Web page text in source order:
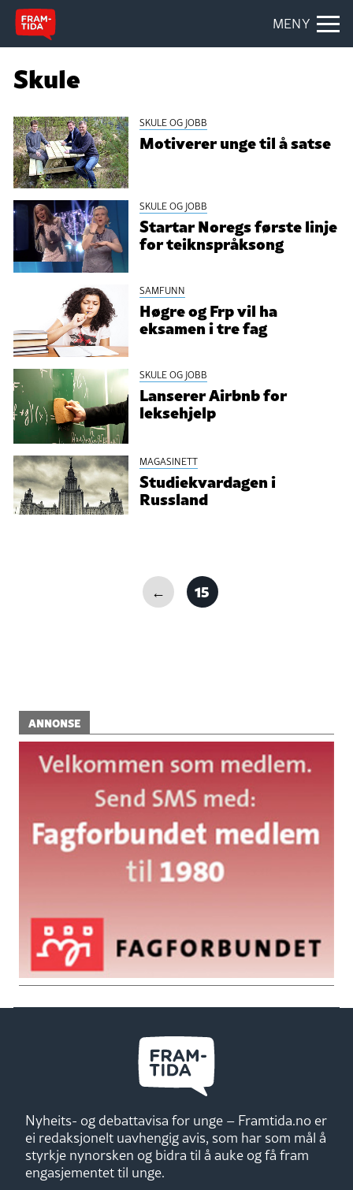
MENY
Skule
SKULE OG JOBB
Motiverer unge til å satse
SKULE OG JOBB
Startar Noregs første linje
for teiknspråksong
SAMFUNN
Høgre og Frp vil ha
eksamen i tre fag
SKULE OG JOBB
Lanserer Airbnb for
leksehjelp
MAGASINETT
Studiekvardagen i
Russland
← 15
ANNONSE
Nyheits- og debattavisa for unge – Framtida.no er
ei redaksjonelt uavhengig avis, som har som mål å
styrkje nynorsken og bidra til å auke og få fram
engasjementet til unge.